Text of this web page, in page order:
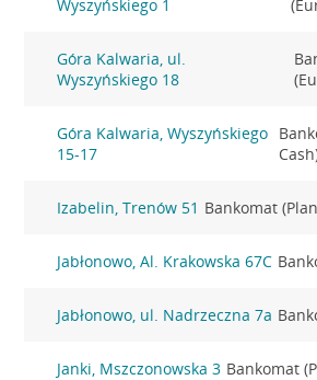
Wyszyńskiego 1
Góra Kalwaria, ul.
Wyszyńskiego 18
Góra Kalwaria, Wyszyńskiego
15-17
Izabelin, Trenów 51 Bankomat
Jabłonowo, Al. Krakowska 67C
Jabłonowo, ul. Nadrzeczna 7a
Janki, Mszczonowska 3 Bankomat